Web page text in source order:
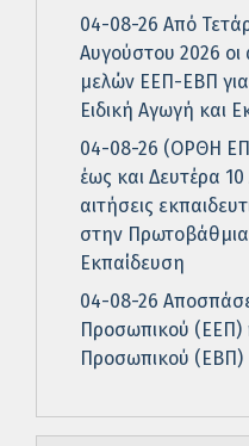
04-08-26 Από
Αυγούστου 2026
μελών ΕΕΠ-ΕΒΠ
Ειδική Αγωγή και
04-08-26 (ΟΡΘΗ
έως και Δευτέρα
αιτήσεις
στην
Εκπαίδευση
04-08-26
Προσωπικού (ΕΕΠ)
Προσωπικού (ΕΒΠ)